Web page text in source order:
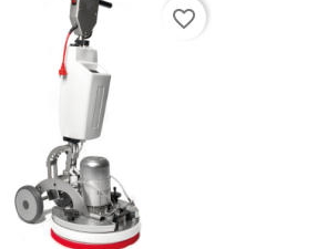
favorite_border